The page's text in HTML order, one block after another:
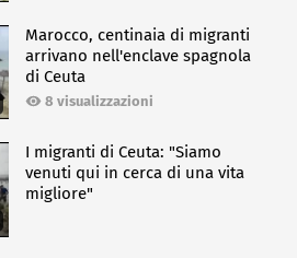
Marocco, centinaia di migranti
arrivano nell'enclave spagnola
di Ceuta
8 visualizzazioni
I migranti di Ceuta: "Siamo
venuti qui in cerca di una vita
migliore"